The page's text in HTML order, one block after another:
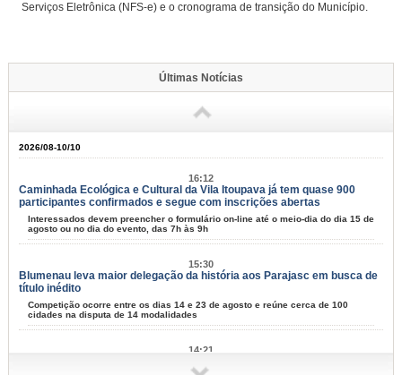
Serviços Eletrônica (NFS-e) e o cronograma de transição do Município.
Últimas Notícias
2026/08-10/10
16:12
Caminhada Ecológica e Cultural da Vila Itoupava já tem quase 900
participantes confirmados e segue com inscrições abertas
Interessados devem preencher o formulário on-line até o meio-dia do dia 15 de
agosto ou no dia do evento, das 7h às 9h
15:30
Blumenau leva maior delegação da história aos Parajasc em busca de
título inédito
Competição ocorre entre os dias 14 e 23 de agosto e reúne cerca de 100
cidades na disputa de 14 modalidades
14:21